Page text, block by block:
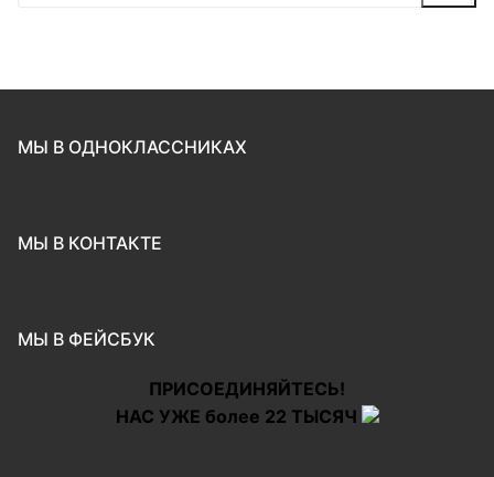
МЫ В ОДНОКЛАССНИКАХ
МЫ В КОНТАКТЕ
МЫ В ФЕЙСБУК
ПРИСОЕДИНЯЙТЕСЬ!
НАС УЖЕ более 22 ТЫСЯЧ